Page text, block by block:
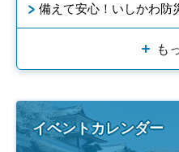
備えて安心！いしかわ防
も
イベントカレンダー